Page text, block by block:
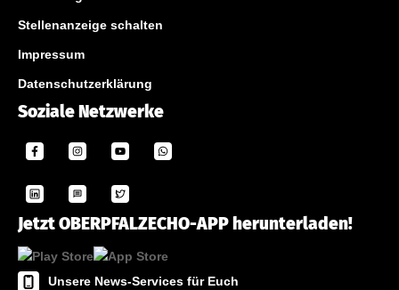
Stellenanzeige schalten
Impressum
Datenschutzerklärung
Soziale Netzwerke
Jetzt OBERPFALZECHO-APP herunterladen!
Unsere News-Services für Euch